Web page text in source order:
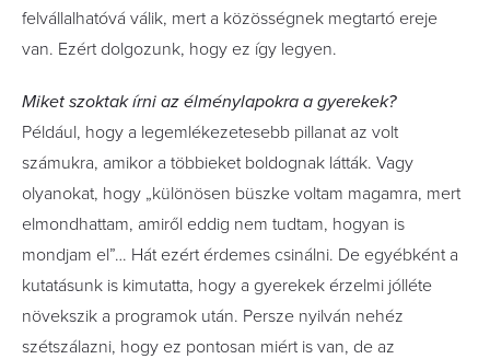
felvállalhatóvá válik, mert a közösségnek megtartó ereje
van. Ezért dolgozunk, hogy ez így legyen.
Miket szoktak írni az élménylapokra a gyerekek?
Például, hogy a legemlékezetesebb pillanat az volt
számukra, amikor a többieket boldognak látták. Vagy
olyanokat, hogy „különösen büszke voltam magamra, mert
elmondhattam, amiről eddig nem tudtam, hogyan is
mondjam el”… Hát ezért érdemes csinálni. De egyébként a
kutatásunk is kimutatta, hogy a gyerekek érzelmi jólléte
növekszik a programok után. Persze nyilván nehéz
szétszálazni, hogy ez pontosan miért is van, de az